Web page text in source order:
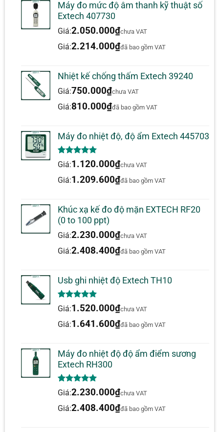
Nhiệt độ hoạt
0 đến 50 ° C (32 đến 122 ° F)
Độ ẩm tương
80% lên đến 31 ° C (88 ° F), giảm xuống
50% ở 50 ° C (122 ° F)
Ắc quy
1 x ‘A23G’ 12Vbattery
Chiều dài cáp 71cm (2,3 ft.)
Chưa có đánh giá nào.
Máy đo mức độ âm thanh kỹ thuật số
Extech 407730
Giá:2.050.000₫chưa VAT
Giá:2.214.000₫đã bao gồm VAT
Nhiệt kế chống thấm Extech 39240
Giá:750.000₫chưa VAT
Giá:810.000₫đã bao gồm VAT
Máy đo nhiệt độ, độ ẩm Extech 445703
5.00trên 5
dựa trên
1
đánh giá
Giá:1.120.000₫chưa VAT
Giá:1.209.600₫đã bao gồm VAT
Khúc xạ kế đo độ mặn EXTECH RF20
(0 to 100 ppt)
Giá:2.230.000₫chưa VAT
Giá:2.408.400₫đã bao gồm VAT
Usb ghi nhiệt độ Extech TH10
5.00trên 5
dựa trên
1
đánh giá
Giá:1.520.000₫chưa VAT
Giá:1.641.600₫đã bao gồm VAT
Máy đo nhiệt độ độ ẩm điểm sương
Extech RH300
5.00trên 5
dựa trên
1
đánh giá
Giá:2.230.000₫chưa VAT
Giá:2.408.400₫đã bao gồm VAT